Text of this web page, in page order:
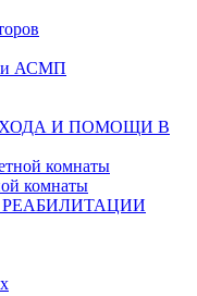
АСМП
И ПОМОЩИ В
комнаты
комнаты